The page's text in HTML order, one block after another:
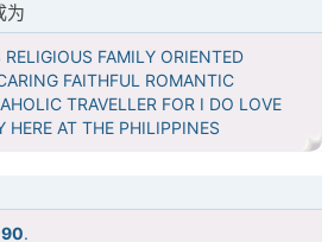
为
FAMILY ORIENTED
FAITHFUL ROMANTIC
TRAVELLER FOR I DO LOVE
HERE AT THE PHILIPPINES
.